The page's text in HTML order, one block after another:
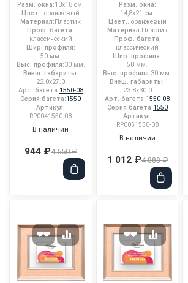
Разм. окна:13x18 см.
Цвет..:оранжевый
Материал: Пластик
Проф. багета:
классический
Шир. профиля:
50 мм.
Выс. профиля:30 мм.
Внеш. габариты:
22.0x27.0
Арт. багета:1550-08
Серия багета:1550
Артикул:
RP0041550-08
В наличии
944 ₽4 550 ₽
Разм. окна:
14,8x21 см.
Цвет..:оранжевый
Материал: Пластик
Проф. багета:
классический
Шир. профиля:
50 мм.
Выс. профиля:30 мм.
Внеш. габариты:
23.8x30.0
Арт. багета:1550-08
Серия багета:1550
Артикул:
RP0051550-08
В наличии
1 012 ₽4 888 ₽